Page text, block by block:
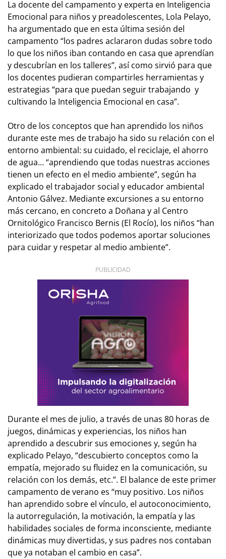
La docente del campamento y experta en Inteligencia
Emocional para niños y preadolescentes, Lola Pelayo,
ha argumentado que en esta última sesión del
campamento “los padres aclararon dudas sobre todo
lo que los niños iban contando en casa que aprendían
y descubrían en los talleres”, así como sirvió para que
los docentes pudieran compartirles herramientas y
estrategias “para que puedan seguir trabajando y
cultivando la Inteligencia Emocional en casa”.
Otro de los conceptos que han aprendido los niños
durante este mes de trabajo ha sido su relación con el
entorno ambiental: su cuidado, el reciclaje, el ahorro
de agua… “aprendiendo que todas nuestras acciones
tienen un efecto en el medio ambiente”, según ha
explicado el trabajador social y educador ambiental
Antonio Gálvez. Mediante excursiones a su entorno
más cercano, en concreto a Doñana y al Centro
Ornitológico Francisco Bernis (El Rocío), los niños “han
interiorizado que todos podemos aportar soluciones
para cuidar y respetar al medio ambiente”.
PUBLICIDAD
Durante el mes de julio, a través de unas 80 horas de
juegos, dinámicas y experiencias, los niños han
aprendido a descubrir sus emociones y, según ha
explicado Pelayo, “descubierto conceptos como la
empatía, mejorado su fluidez en la comunicación, su
relación con los demás, etc.”. El balance de este primer
campamento de verano es “muy positivo. Los niños
han aprendido sobre el vínculo, el autoconocimiento,
la autorregulación, la motivación, la empatía y las
habilidades sociales de forma inconsciente, mediante
dinámicas muy divertidas, y sus padres nos contaban
que ya notaban el cambio en casa”.